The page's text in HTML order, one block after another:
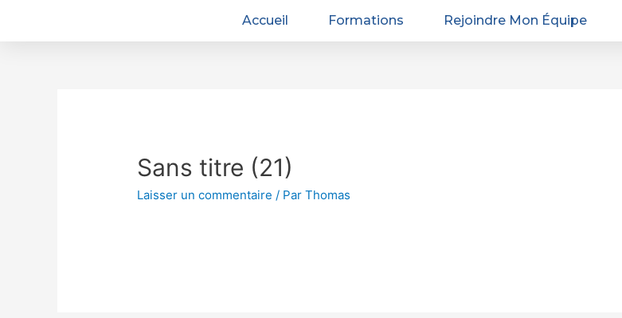
Accueil Formations Rejoindre Mon Équipe
Sans titre (21)
Laisser un commentaire / ParThomas